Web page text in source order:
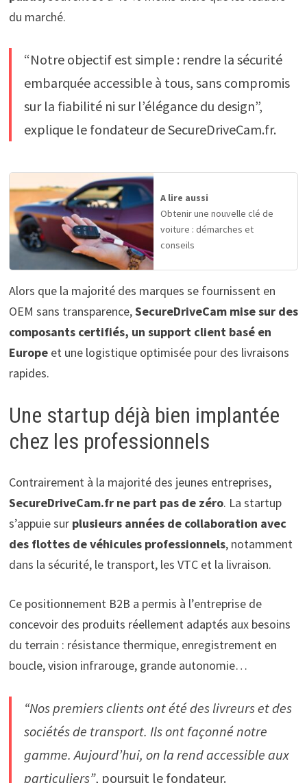
du marché.
“Notre objectif est simple : rendre la sécurité
embarquée accessible à tous, sans compromis
sur la fiabilité ni sur l’élégance du design”,
explique le fondateur de SecureDriveCam.fr.
A lire aussi
Obtenir une nouvelle clé de
voiture : démarches et
conseils
Alors que la majorité des marques se fournissent en
OEM sans transparence,SecureDriveCam mise sur des
composants certifiés, un support client basé en
Europeet une logistique optimisée pour des livraisons
rapides.
Une startup déjà bien implantée
chez les professionnels
Contrairement à la majorité des jeunes entreprises,
SecureDriveCam.fr ne part pas de zéro. La startup
s’appuie sur plusieurs années de collaboration avec
des flottes de véhicules professionnels, notamment
dans la sécurité, le transport, les VTC et la livraison.
Ce positionnement B2B a permis à l’entreprise de
concevoir des produits réellement adaptés aux besoins
du terrain : résistance thermique, enregistrement en
boucle, vision infrarouge, grande autonomie…
“Nos premiers clients ont été des livreurs et des
sociétés de transport. Ils ont façonné notre
gamme. Aujourd’hui, on la rend accessible aux
particuliers”, poursuit le fondateur.